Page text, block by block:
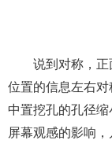
说到对称，正
位置的信息左右
中置挖孔的孔径
屏幕观感的影响，